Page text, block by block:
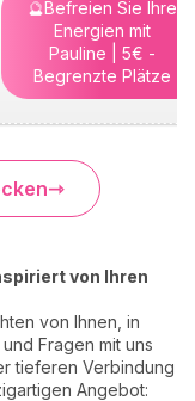
🔮Befreien Sie Ihre
Energien mit
Pauline | 5€ -
Begrenzte Plätze
von Ihren
von Ihnen, in
Fragen mit uns
tieferen Verbindung
Angebot: